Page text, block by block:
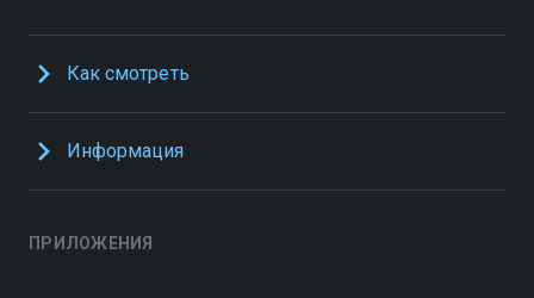
Как смотреть
Информация
ПРИЛОЖЕНИЯ